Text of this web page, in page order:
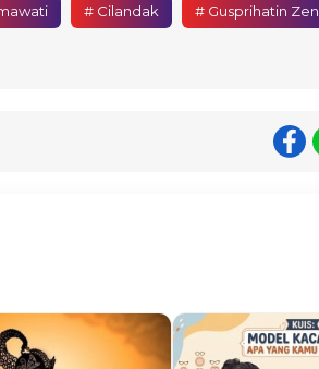
# Cilandak # Gusprihatin Zen